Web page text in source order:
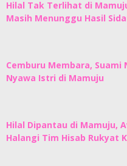
Hilal Tak Terlihat di
Masih Menunggu Hasil
Cemburu Membara, Suami
Nyawa Istri di Mamuju
Hilal Dipantau di Mamuju,
Halangi Tim Hisab Rukyat